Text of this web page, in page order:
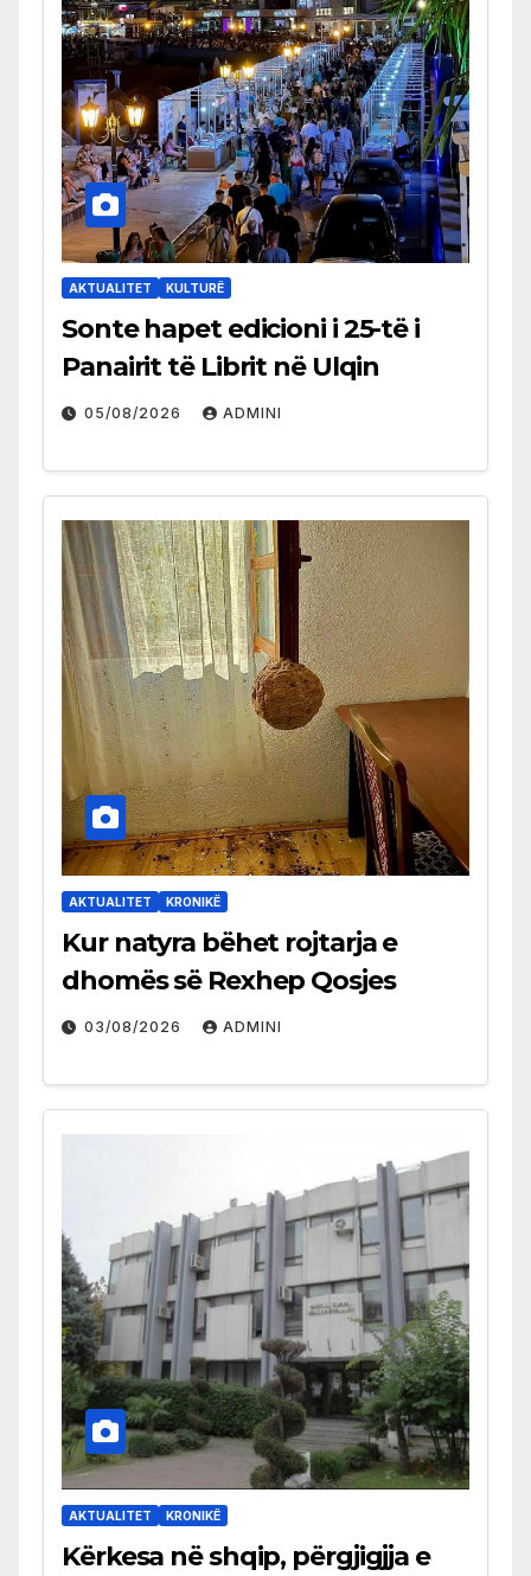
AKTUALITET KULTURË
Sonte hapet edicioni i 25-të i
Panairit të Librit në Ulqin
05/08/2026 ADMINI
AKTUALITET KRONIKË
Kur natyra bëhet rojtarja e
dhomës së Rexhep Qosjes
03/08/2026 ADMINI
AKTUALITET KRONIKË
Kërkesa në shqip, përgjigjja e